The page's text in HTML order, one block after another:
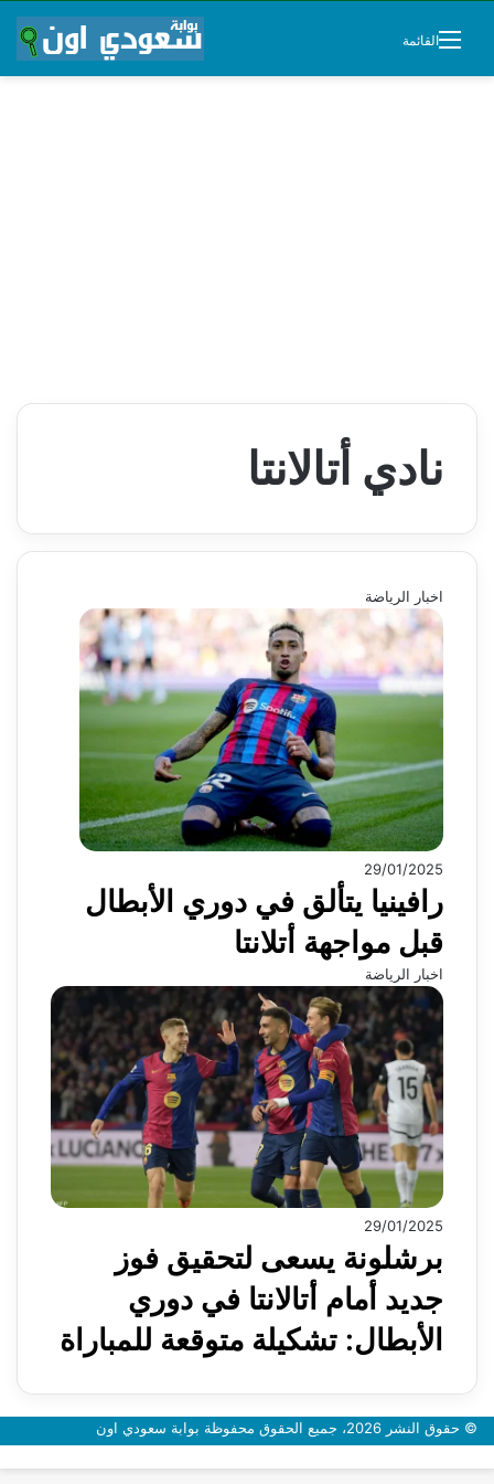
القائمة
نادي أتالانتا
اخبار الرياضة
29/01/2025
رافينيا يتألق في دوري الأبطال
قبل مواجهة أتلانتا
اخبار الرياضة
29/01/2025
برشلونة يسعى لتحقيق فوز
جديد أمام أتالانتا في دوري
الأبطال: تشكيلة متوقعة للمباراة
© حقوق النشر 2026، جميع الحقوق محفوظة بوابة سعودي اون